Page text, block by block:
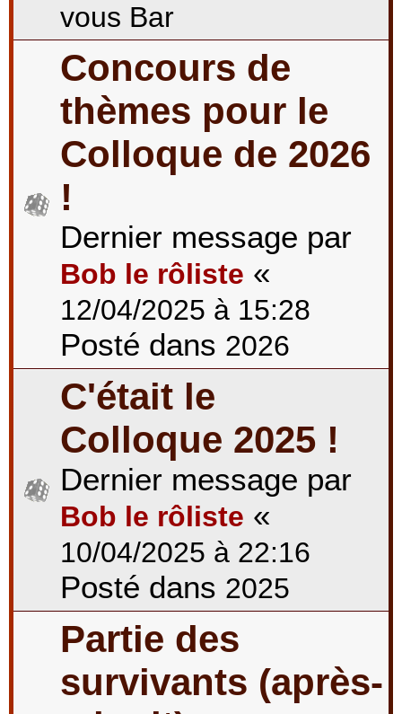
vous Bar
Concours de
thèmes pour le
Colloque de 2026
!
Dernier message par
Bob le rôliste «
12/04/2025 à 15:28
Posté dans 2026
C'était le
Colloque 2025 !
Dernier message par
Bob le rôliste «
10/04/2025 à 22:16
Posté dans 2025
Partie des
survivants (après-